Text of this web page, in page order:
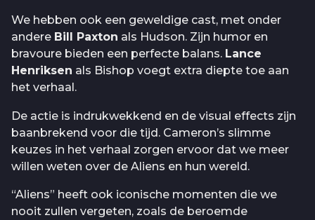
We hebben ook een geweldige cast, met onder
andere Bill Paxton als Hudson. Zijn humor en
bravoure bieden een perfecte balans. Lance
Henriksen als Bishop voegt extra diepte toe aan
het verhaal.
De actie is indrukwekkend en de visual effects zijn
baanbrekend voor die tijd. Cameron’s slimme
keuzes in het verhaal zorgen ervoor dat we meer
willen weten over de Aliens en hun wereld.
“Aliens” heeft ook iconische momenten die we
nooit zullen vergeten, zoals de beroemde